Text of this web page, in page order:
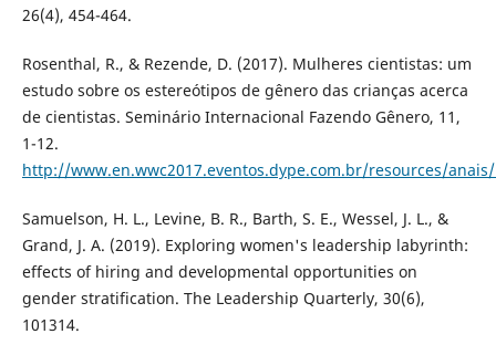
26(4), 454-464.
Rosenthal, R., & Rezende, D. (2017). Mulheres cientistas: um
estudo sobre os estereótipos de gênero das crianças acerca
de cientistas. Seminário Internacional Fazendo Gênero, 11,
1-12.
http://www.en.wwc2017.eventos.dype.com.br/resources/
Samuelson, H. L., Levine, B. R., Barth, S. E., Wessel, J. L., &
Grand, J. A. (2019). Exploring women's leadership labyrinth:
effects of hiring and developmental opportunities on
gender stratification. The Leadership Quarterly, 30(6),
101314.